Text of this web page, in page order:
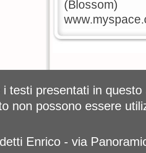
(Blossom)
i testi presentati in
non possono essere
Enrico - via